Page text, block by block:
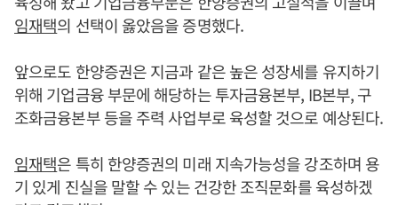
임재택의 선택이 옳았음을 증명했다.
앞으로도 한양증권은 지금과 같은 높은 성장세를 유지하기
위해 기업금융 부문에 해당하는 투자금융본부, IB본부, 구
조화금융본부 등을 주력 사업부로 육성할 것으로 예상된다.
임재택은 특히 한양증권의 미래 지속가능성을 강조하며 용
기 있게 진실을 말할 수 있는 건강한 조직문화를 육성하겠